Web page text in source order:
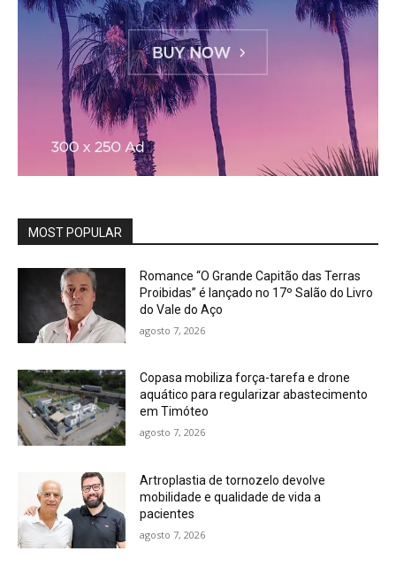
MOST POPULAR
Romance “O Grande Capitão das Terras
Proibidas” é lançado no 17º Salão do Livro
do Vale do Aço
agosto 7, 2026
Copasa mobiliza força-tarefa e drone
aquático para regularizar abastecimento
em Timóteo
agosto 7, 2026
Artroplastia de tornozelo devolve
mobilidade e qualidade de vida a
pacientes
agosto 7, 2026